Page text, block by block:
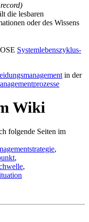
die lesbaren
oder des Wissens
Systemlebenszyklus-
in der
Wiki
folgende Seiten im
,
,
,